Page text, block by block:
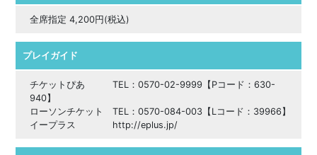
全席指定 4,200円(税込)
プレイガイド
チケットぴあ TEL：0570-02-9999【Pコード：630-
940】
ローソンチケット TEL：0570-084-003【Lコード：39966】
イープラス http://eplus.jp/